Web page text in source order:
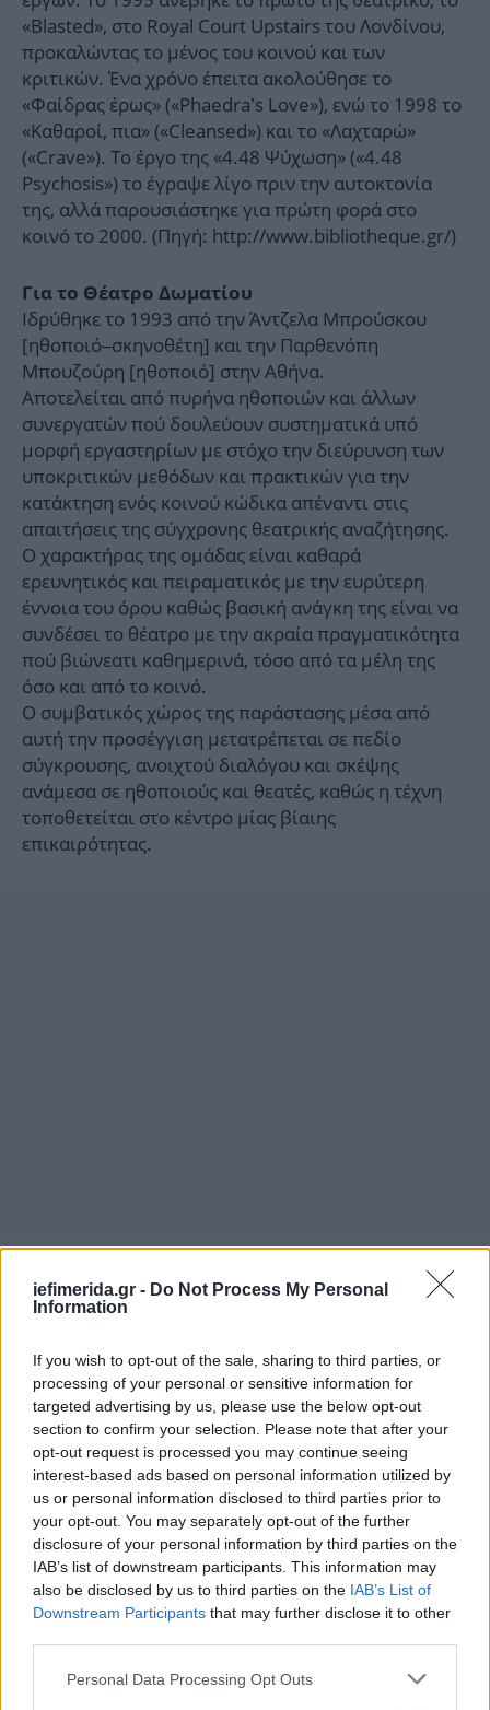
iefimerida.gr - Do Not Process My Personal
Information
If you wish to opt-out of the sale, sharing to third parties, or
processing of your personal or sensitive information for
targeted advertising by us, please use the below opt-out
section to confirm your selection. Please note that after your
opt-out request is processed you may continue seeing
interest-based ads based on personal information utilized by
us or personal information disclosed to third parties prior to
your opt-out. You may separately opt-out of the further
disclosure of your personal information by third parties on the
IAB’s list of downstream participants. This information may
also be disclosed by us to third parties on the IAB’s List of
Downstream Participants that may further disclose it to other
Please note that this website/app uses one or more Google
Personal Data Processing Opt Outs
«Blasted», στο Royal Court Upstairs του Λονδίνου,
προκαλώντας το μένος του κοινού και των
κριτικών. Ένα χρόνο έπειτα ακολούθησε το
«Φαίδρας έρως» («Phaedra’s Love»), ενώ το 1998 το
«Καθαροί, πια» («Cleansed») και το «Λαχταρώ»
(«Crave»). Το έργο της «4.48 Ψύχωση» («4.48
Psychosis») το έγραψε λίγο πριν την αυτοκτονία
της, αλλά παρουσιάστηκε για πρώτη φορά στο
κοινό το 2000. (Πηγή: http://www.bibliotheque.gr/)
Για το Θέατρο Δωματίου
Ιδρύθηκε το 1993 από την Άντζελα Μπρούσκου
[ηθοποιό–σκηνοθέτη] και την Παρθενόπη
Μπουζούρη [ηθοποιό] στην Αθήνα.
Αποτελείται από πυρήνα ηθοποιών και άλλων
συνεργατών πού δουλεύουν συστηματικά υπό
μορφή εργαστηρίων με στόχο την διεύρυνση των
υποκριτικών μεθόδων και πρακτικών για την
κατάκτηση ενός κοινού κώδικα απέναντι στις
απαιτήσεις της σύγχρονης θεατρικής αναζήτησης.
Ο χαρακτήρας της ομάδας είναι καθαρά
ερευνητικός και πειραματικός με την ευρύτερη
έννοια του όρου καθώς βασική ανάγκη της είναι να
συνδέσει το θέατρο με την ακραία πραγματικότητα
πού βιώνεατι καθημερινά, τόσο από τα μέλη της
όσο και από το κοινό.
Ο συμβατικός χώρος της παράστασης μέσα από
αυτή την προσέγγιση μετατρέπεται σε πεδίο
σύγκρουσης, ανοιχτού διαλόγου και σκέψης
ανάμεσα σε ηθοποιούς και θεατές, καθώς η τέχνη
τοποθετείται στο κέντρο μίας βίαιης
επικαιρότητας.